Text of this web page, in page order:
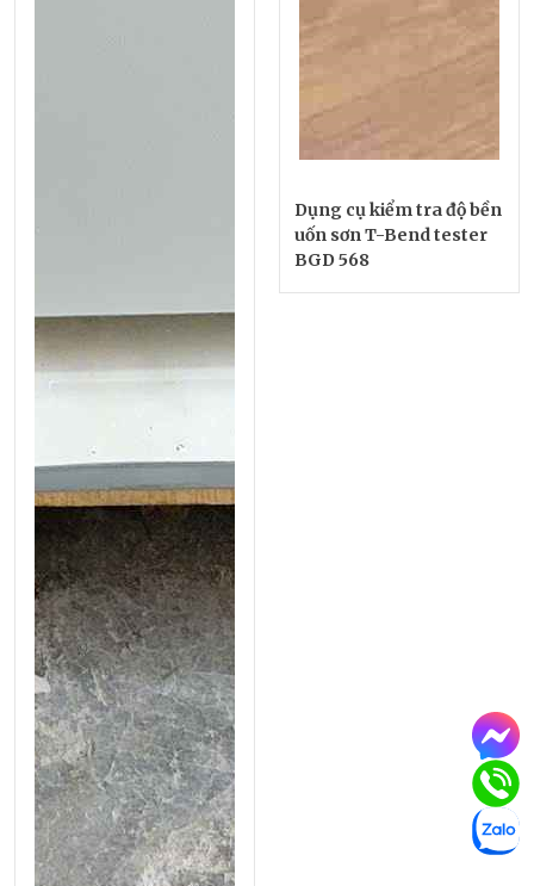
Dụng cụ kiểm tra độ bền
uốn sơn T-Bend tester
BGD 568